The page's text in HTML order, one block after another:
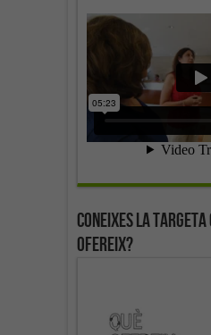
Coneixes la targeta
ofereix?